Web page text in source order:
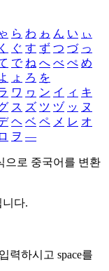
ら わ ゎ ん い ぃ
く ぐ す ず つ づ っ
で ね へ べ ぺ め
ょ ろ を
ワ ヮ ン イ ィ キ
ス ズ ツ ヅ ッ ヌ
ヘ ベ ペ メ レ オ
ロ ヲ ―
으로 중국어를 변환
다.
력하시고 space를